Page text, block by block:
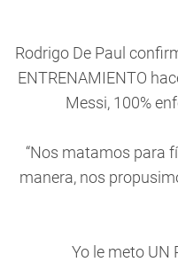
Rodrigo De Paul
ENTRENAMIENTO
Messi, 100%
“Nos matamos para
manera, nos
Yo le meto UN